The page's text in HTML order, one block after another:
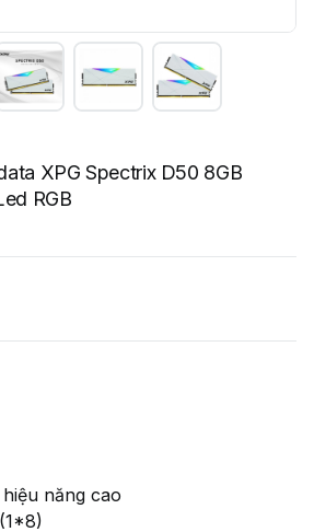
XPG Spectrix D50 8GB
RGB
năng cao